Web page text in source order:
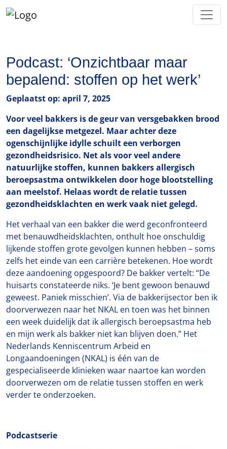
Podcast: ‘Onzichtbaar maar
bepalend: stoffen op het werk’
Geplaatst op: april 7, 2025
Voor veel bakkers is de geur van versgebakken brood
een dagelijkse metgezel. Maar achter deze
ogenschijnlijke idylle schuilt een verborgen
gezondheidsrisico. Net als voor veel andere
natuurlijke stoffen, kunnen bakkers allergisch
beroepsastma ontwikkelen door hoge blootstelling
aan meelstof. Helaas wordt de relatie tussen
gezondheidsklachten en werk vaak niet gelegd.
Het verhaal van een bakker die werd geconfronteerd
met benauwdheidsklachten, onthult hoe onschuldig
lijkende stoffen grote gevolgen kunnen hebben – soms
zelfs het einde van een carrière betekenen. Hoe wordt
deze aandoening opgespoord? De bakker vertelt: “De
huisarts constateerde niks. ‘Je bent gewoon benauwd
geweest. Paniek misschien’. Via de bakkerijsector ben ik
doorverwezen naar het NKAL en toen was het binnen
een week duidelijk dat ik allergisch beroepsastma heb
en mijn werk als bakker niet kan blijven doen.” Het
Nederlands Kenniscentrum Arbeid en
Longaandoeningen (NKAL) is één van de
gespecialiseerde klinieken waar naartoe kan worden
doorverwezen om de relatie tussen stoffen en werk
verder te onderzoeken.
Podcastserie